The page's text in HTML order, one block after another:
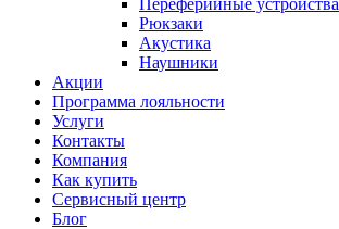
Переферийные устройства
Рюкзаки
Акустика
Наушники
Акции
Программа лояльности
Услуги
Контакты
Компания
Как купить
Сервисный центр
Блог